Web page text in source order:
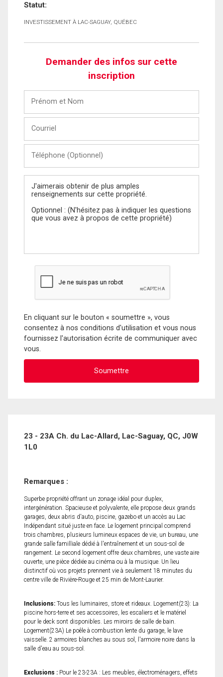
Statut:
INVESTISSEMENT À LAC-SAGUAY, QUÉBEC
Demander des infos sur cette
inscription
Nom
(Optionnel)
Message
En cliquant sur le bouton « soumettre », vous
consentez à nos conditions d'utilisation et vous nous
fournissez l'autorisation écrite de communiquer avec
vous.
23 - 23A Ch. du Lac-Allard, Lac-Saguay, QC, J0W
1L0
Remarques :
Superbe propriété offrant un zonage idéal pour duplex,
intergénération. Spacieuse et polyvalente, elle propose deux grands
garages, deux abris d'auto, piscine, gazebo et un accès au Lac
Indépendant situé juste en face. Le logement principal comprend
trois chambres, plusieurs lumineux espaces de vie, un bureau, une
grande salle familliale dédié à l'entraînement et un sous-sol de
rangement. Le second logement offre deux chambres, une vaste aire
ouverte, une pièce dédiée au cinéma ou à la musique. Un lieu
distinctif où vos projets prennent vie à seulement 18 minutes du
centre ville de Rivière-Rouge et 25 min de Mont-Laurier.
Inclusions: Tous les luminaires, store et rideaux. Logement(23): La
piscine hors-terre et ses accessoires, les escaliers et le matériel
pour le deck sont disponibles. Les miroirs de salle de bain.
Logement(23A) Le poêle à combustion lente du garage, le lave
vaisselle. 2 armoires blanches au sous sol, l'armoire noire dans la
salle d'eau au sous-sol.
Exclusions : Pour le 23-23A : Les meubles, électroménagers, effets